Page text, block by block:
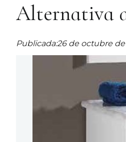
Alternativa
Publicada:26 de octubre de